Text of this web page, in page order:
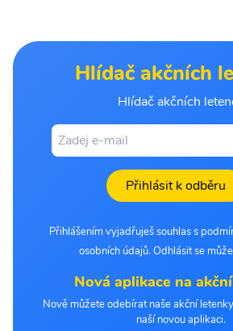
Hlídač akčních
Hlídač akčních
Přihlásit k odběru
Přihlášením vyjadřuješ souhlas s
osobních údajů. Odhlásit se
Nová aplikace na
Nově můžete odebírat naše akční
naší novou aplikaci.